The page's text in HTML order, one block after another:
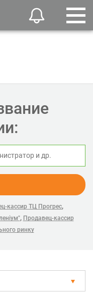
кассир ТЦ Прогрес,
, Продавец-кассир
ринку